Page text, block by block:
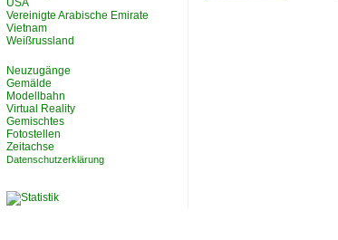
USA
Vereinigte Arabische Emirate
Vietnam
Weißrussland
Neuzugänge
Gemälde
Modellbahn
Virtual Reality
Gemischtes
Fotostellen
Zeitachse
Datenschutzerklärung